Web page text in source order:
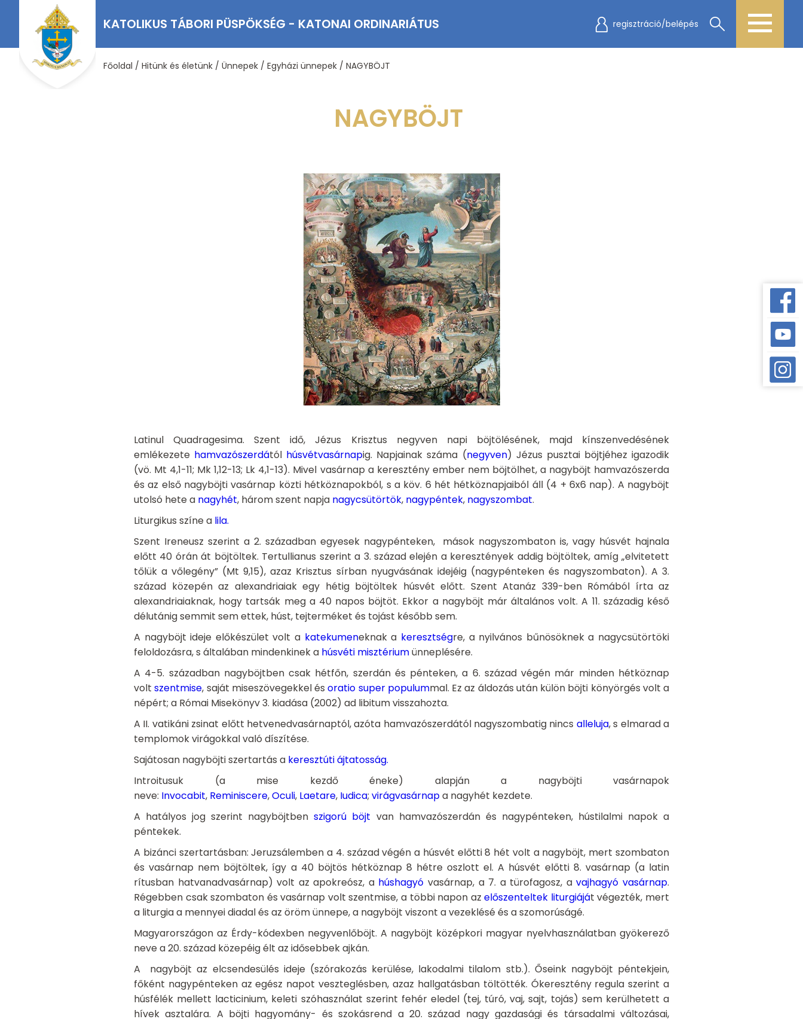
KATOLIKUS TÁBORI PÜSPÖKSÉG - KATONAI ORDINARIÁTUS regisztráció/belépés
Főoldal / Hitünk és életünk/ Ünnepek/ Egyházi ünnepek/ NAGYBÖJT
NAGYBÖJT
Latinul Quadragesima.
Szent idő, Jézus Krisztus negyven napi böjtölésének, majd kínszenvedésének
emlékezete hamvazószerdától húsvétvasárnapig. Napjainak száma (negyven) Jézus pusztai böjtjéhez igazodik
(vö. Mt 4,1-11; Mk 1,12-13; Lk 4,1-13). Mivel vasárnap a keresztény ember nem böjtölhet, a nagyböjt hamvazószerda
és az első nagyböjti vasárnap közti hétköznapokból, s a köv. 6 hét hétköznapjaiból áll (4 + 6x6 nap). A nagyböjt
utolsó hete a nagyhét, három szent napja nagycsütörtök, nagypéntek, nagyszombat.
Liturgikus színe a lila.
Szent Ireneusz szerint a 2. században egyesek nagypénteken, mások nagyszombaton is, vagy húsvét hajnala
előtt 40 órán át böjtöltek. Tertullianus szerint a 3. század elején a keresztények addig böjtöltek, amíg „elvitetett
tőlük a vőlegény” (Mt 9,15), azaz Krisztus sírban nyugvásának idejéig (nagypénteken és nagyszombaton). A 3.
század közepén az alexandriaiak egy hétig böjtöltek húsvét előtt. Szent Atanáz 339-ben Rómából írta az
alexandriaiaknak, hogy tartsák meg a 40 napos böjtöt. Ekkor a nagyböjt már általános volt. A 11. századig késő
délutánig semmit sem ettek, húst, tejterméket és tojást később sem.
A nagyböjt ideje előkészület volt a katekumeneknak a keresztségre, a nyilvános bűnösöknek a nagycsütörtöki
feloldozásra, s általában mindenkinek a húsvéti misztériumünneplésére.
A 4-5. században nagyböjtben csak hétfőn, szerdán és pénteken, a 6. század végén már minden hétköznap
voltszentmise, saját miseszövegekkel ésoratio super populummal. Ez az áldozás után külön böjti könyörgés volt a
népért; a Római Misekönyv 3. kiadása (2002) ad libitum visszahozta.
A II. vatikáni zsinat előtt hetvenedvasárnaptól, azóta hamvazószerdától nagyszombatig nincs alleluja, s elmarad a
templomok virágokkal való díszítése.
Sajátosan nagyböjti szertartás a keresztúti ájtatosság.
Introitusuk (a mise kezdő éneke) alapján a nagyböjti vasárnapok
neve: Invocabit, Reminiscere,Oculi, Laetare, Iudica; virágvasárnapa nagyhét kezdete.
A hatályos jog szerint nagyböjtbenszigorú böjt van hamvazószerdán és nagypénteken, hústilalmi napok a
péntekek.
A bizánci szertartásban: Jeruzsálemben a 4. század végén a húsvét előtti 8 hét volt a nagyböjt, mert szombaton
és vasárnap nem böjtöltek, így a 40 böjtös hétköznap 8 hétre oszlott el. A húsvét előtti 8. vasárnap (a latin
rítusban hatvanadvasárnap) volt az apokreósz, a húshagyó vasárnap, a 7. a türofagosz, avajhagyó vasárnap.
Régebben csak szombaton és vasárnap volt szentmise, a többi napon azelőszenteltek liturgiáját végezték, mert
a liturgia a mennyei diadal és az öröm ünnepe, a nagyböjt viszont a vezeklésé és a szomorúságé.
Magyarországon az Érdy-kódexben negyvenlőböjt. A nagyböjt középkori magyar nyelvhasználatban gyökerező
neve a 20. század közepéig élt az idősebbek ajkán.
A nagyböjt az elcsendesülés ideje (szórakozás kerülése, lakodalmi tilalom stb.). Őseink nagyböjt péntekjein,
főként nagypénteken az egész napot veszteglésben, azaz hallgatásban töltötték. Ókeresztény regula szerint a
húsfélék mellett lacticinium, keleti szóhasználat szerint fehér eledel (tej, túró, vaj, sajt, tojás) sem kerülhetett a
hívek asztalára. A böjti hagyomány- és szokásrend a 20. század nagy gazdasági és társadalmi változásai,